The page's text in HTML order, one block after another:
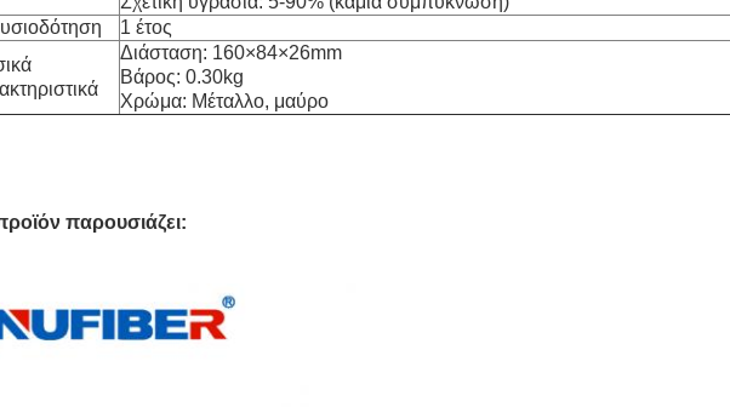
1 έτος
Διάσταση: 160×84×26mm
Βάρος: 0.30kg
Χρώμα: Μέταλλο, μαύρο
παρουσιάζει: